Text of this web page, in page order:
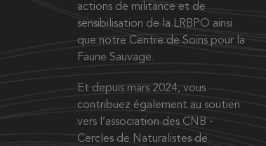
actions de militance et de
sensibilisation de la LRBPO ainsi
que notre Centre de Soins pour la
Faune Sauvage.
Et depuis mars 2024, vous
contribuez également au soutien
vers l’association des CNB -
Cercles de Naturalistes de